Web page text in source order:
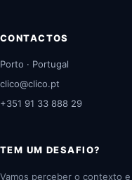
CONTACTOS
Porto · Portugal
clico@clico.pt
+351 91 33 888 29
TEM UM DESAFIO?
Vamos perceber o contexto